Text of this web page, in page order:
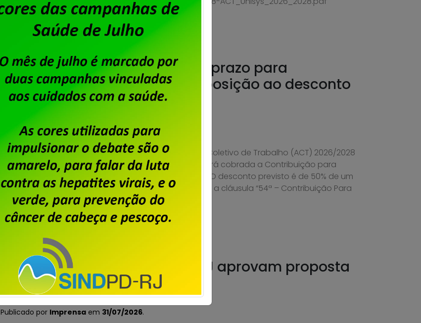
Saiba mais
Unisys Brasil – Sindicato abre prazo para
apresentação de cartas de oposição ao desconto
para fortalecimento sindical
Publicado porImprensaem06/08/2026.
Após o encerramento da negociação do Acordo de Coletivo de Trabalho (ACT) 2026/2028
dos trabalhadores e trabalhadoras da Unisys Brasil, será cobrada a Contribuição para
Custeio Sindical, conforme aprovado em assembleia. O desconto previsto é de 50% de um
único dia de salário vigente do trabalhador, conforme a cláusula “54ª – Contribuição Para
Custeio Sindical” […]
Saiba mais
Dataprev: trabalhadores do RJ aprovam proposta
da PLR 2026
Publicado por Imprensa em 31/07/2026.